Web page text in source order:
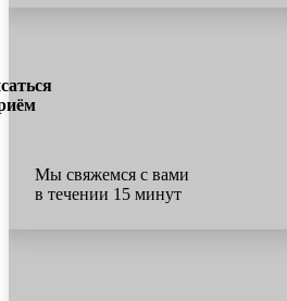
Мы свяжемся с вами
в течении 15 минут